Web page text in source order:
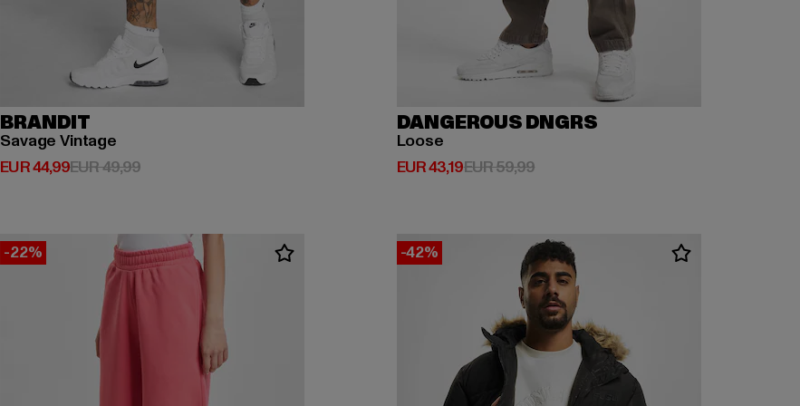
BRANDIT
Savage Vintage
EUR 44,99
Derzeitiger Preis: EUR 44,99
EUR 49,99Aktionspreis: EUR 49,99
DANGEROUS DNGRS
Loose
EUR 43,19
Derzeitiger Preis: EUR 43,19
EUR 59,99Aktionspreis: EUR 59,99
-22% -42%